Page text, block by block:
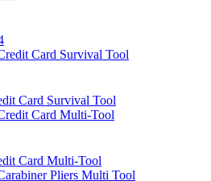
Card Survival Tool
Card Multi-Tool